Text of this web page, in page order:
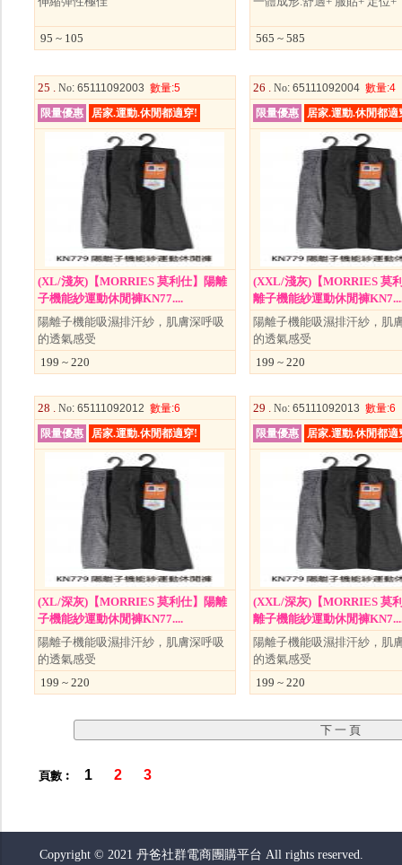
95 ~ 105 565 ~ 585
25 . No: 65111092003 數量:5
限量優惠
居家.運動.休閒都適穿!
(XL/淺灰)【MORRIES 莫利仕】陽離
子機能紗運動休閒褲KN77....
陽離子機能吸濕排汗紗，肌膚深呼吸
的透氣感受
199 ~ 220
26 . No: 65111092004 數量:4
限量優惠
居家.運動.休閒都
(XXL/淺灰)【MORRIES 莫
離子機能紗運動休閒褲
陽離子機能吸濕排汗紗，肌
的透氣感受
199 ~ 220
28 . No: 65111092012 數量:6
限量優惠
居家.運動.休閒都適穿!
(XL/深灰)【MORRIES 莫利仕】陽離
子機能紗運動休閒褲KN77....
陽離子機能吸濕排汗紗，肌膚深呼吸
的透氣感受
199 ~ 220
29 . No: 65111092013 數量:6
限量優惠
居家.運動.休閒都
(XXL/深灰)【MORRIES 莫
離子機能紗運動休閒褲
陽離子機能吸濕排汗紗，肌
的透氣感受
199 ~ 220
頁數︰ 1 2 3
Copyright © 2021 丹爸社群電商團購平台 All rights reserved.